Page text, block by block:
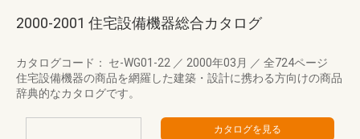
2000-2001 住宅設備機器総合カタログ
カタログコード： セ-WG01-22 ／ 2000年03月 ／ 全724ページ
住宅設備機器の商品を網羅した建築・設計に携わる方向けの商品
辞典的なカタログです。